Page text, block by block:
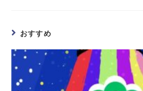
おすすめ